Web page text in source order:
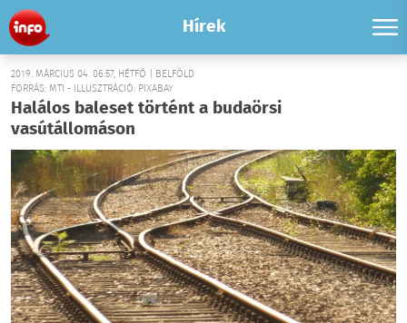
Hírek
2019. MÁRCIUS 04. 06:57, HÉTFŐ | BELFÖLD
FORRÁS: MTI - ILLUSZTRÁCIÓ: PIXABAY
Halálos baleset történt a budaörsi
vasútállomáson